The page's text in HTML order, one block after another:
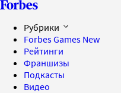
Рубрики
Forbes Games New
Рейтинги
Франшизы
Подкасты
Видео